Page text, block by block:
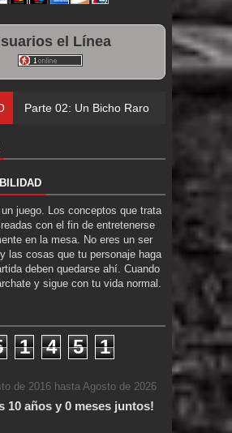
el Línea
Parte 02: Un Bicho Raro
juego. Los conceptos que trata
con el fin de entretenerse
en la mesa. No eres un ser
las cosas que tu personaje haga
deben quedarse ahí. Cuando
y sigue con tu vida normal.
1 4 5 1
de 2016 hasta Agosto de 2026
10 años y 0 meses juntos!